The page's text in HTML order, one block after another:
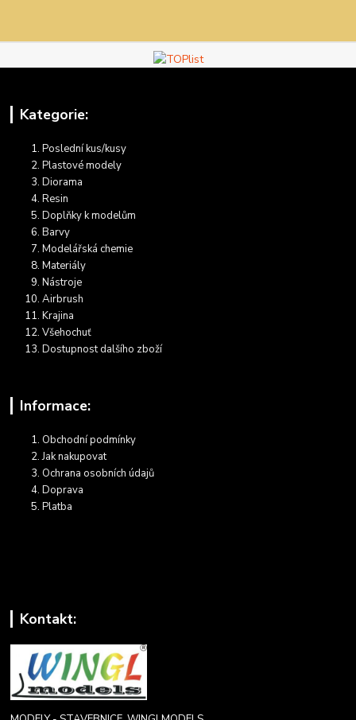
Kategorie:
Poslední kus/kusy
Plastové modely
Diorama
Resin
Doplňky k modelům
Barvy
Modelářská chemie
Materiály
Nástroje
Airbrush
Krajina
Všehochuť
Dostupnost dalšího zboží
Informace:
Obchodní podmínky
Jak nakupovat
Ochrana osobních údajů
Doprava
Platba
Kontakt: